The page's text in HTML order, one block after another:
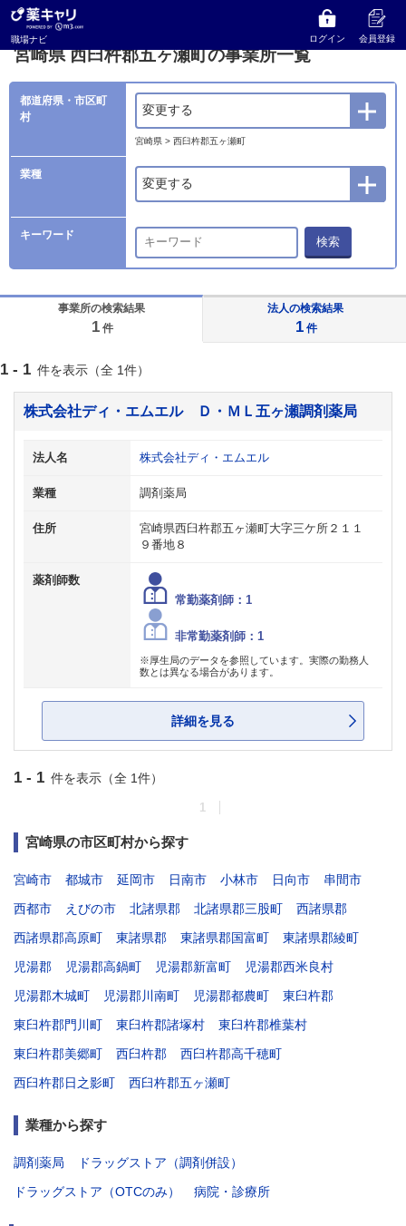
職場ナビ ログイン 会員登録
薬キャリ 職場ナビ 西臼杵郡五ヶ瀬町の事業所一覧
宮崎県 西臼杵郡五ヶ瀬町の事業所一覧
都道府県・市区町
村
変更する
宮崎県 > 西臼杵郡五ヶ瀬町
業種
変更する
キーワード 検索
事業所の検索結果
1 件
法人の検索結果
1 件
1 - 1 件を表示（全 1件）
株式会社ディ・エムエル Ｄ・ＭＬ五ヶ瀬調剤薬局
法人名 株式会社ディ・エムエル
業種 調剤薬局
住所
宮崎県西臼杵郡五ヶ瀬町大字三ケ所２１１
９番地８
薬剤師数
常勤薬剤師：1
非常勤薬剤師：1
※厚生局のデータを参照しています。実際の勤務人
数とは異なる場合があります。
詳細を見る
1 - 1 件を表示（全 1件）
1
宮崎県の市区町村から探す
宮崎市 都城市 延岡市 日南市 小林市 日向市
串間市
西都市
えびの市 北諸県郡 北諸県郡三股町
西諸県郡
西諸県郡高原町
東諸県郡 東諸県郡国富町
東諸県郡綾町
児湯郡
児湯郡高鍋町 児湯郡新富町
児湯郡西米良村
児湯郡木城町
児湯郡川南町 児湯郡都農町
東臼杵郡
東臼杵郡門川町
東臼杵郡諸塚村
東臼杵郡椎葉村
東臼杵郡美郷町
西臼杵郡
西臼杵郡高千穂町
西臼杵郡日之影町
西臼杵郡五ヶ瀬町
業種から探す
調剤薬局
ドラッグストア（調剤併設）
ドラッグストア（OTCのみ）
病院・診療所